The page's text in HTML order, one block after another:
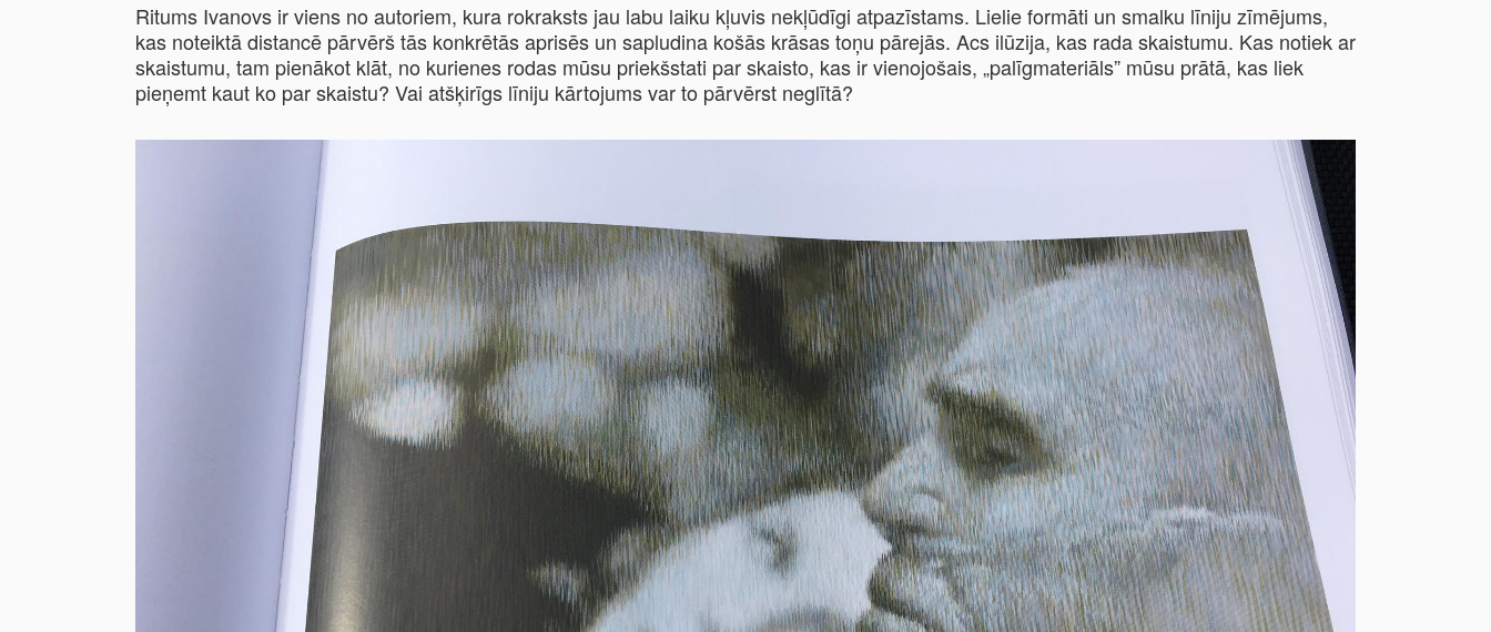
Ritums Ivanovs ir viens no autoriem, kura rokraksts jau labu laiku kļuvis nekļūdīgi atpazīstams. Lielie formāti un smalku līniju zīmējums,
kas noteiktā distancē pārvērš tās konkrētās aprisēs un sapludina košās krāsas toņu pārejās. Acs ilūzija, kas rada skaistumu. Kas notiek ar
skaistumu, tam pienākot klāt, no kurienes rodas mūsu priekšstati par skaisto, kas ir vienojošais, „palīgmateriāls” mūsu prātā, kas liek
pieņemt kaut ko par skaistu? Vai atšķirīgs līniju kārtojums var to pārvērst neglītā?